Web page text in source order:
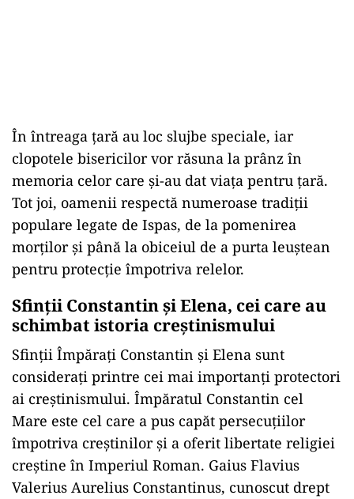
În întreaga țară au loc slujbe speciale, iar
clopotele bisericilor vor răsuna la prânz în
memoria celor care și-au dat viața pentru țară.
Tot joi, oamenii respectă numeroase tradiții
populare legate de Ispas, de la pomenirea
morților și până la obiceiul de a purta leuștean
pentru protecție împotriva relelor.
Sfinții Constantin și Elena, cei care au
schimbat istoria creștinismului
Sfinții Împărați Constantin și Elena sunt
considerați printre cei mai importanți protectori
ai creștinismului. Împăratul Constantin cel
Mare este cel care a pus capăt persecuțiilor
împotriva creștinilor și a oferit libertate religiei
creștine în Imperiul Roman. Gaius Flavius
Valerius Aurelius Constantinus, cunoscut drept